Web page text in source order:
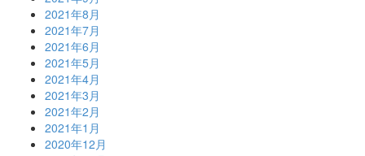
2021年8月
2021年7月
2021年6月
2021年5月
2021年4月
2021年3月
2021年2月
2021年1月
2020年12月